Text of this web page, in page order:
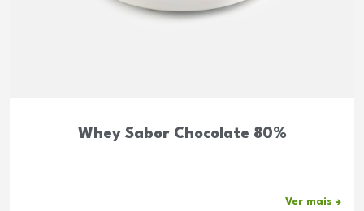
Whey Sabor Chocolate 80%
Ver mais